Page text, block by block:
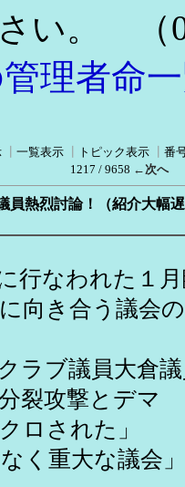
い。
（
理者命
一覧表示 トピック表示
番
1217 / 9658 ←次へ
員熱烈討論！（紹介大幅
行なわれた１
向き合う議会
ラブ議員大倉
裂攻撃とデマ
された」
く重大な議会